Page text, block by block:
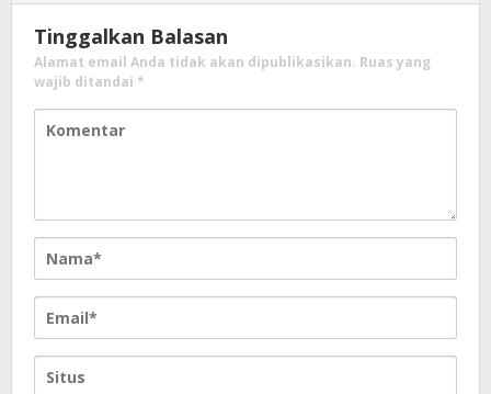
Tinggalkan Balasan
Alamat email Anda tidak akan dipublikasikan. Ruas yang
wajib ditandai *